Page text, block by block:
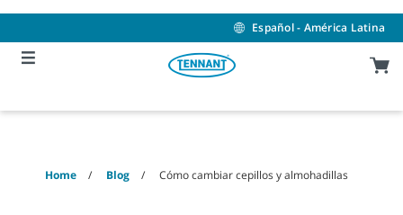
content
navigation
menu
Español - América Latina
Home Blog Cómo cambiar cepillos y almohadillas